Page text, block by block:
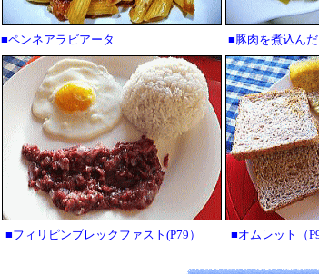
■ペンネアラビアータ ■豚肉を煮込ん
■フィリピンブレックファスト(P79） ■オムレット（